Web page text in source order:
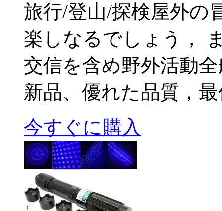
旅行/登山/探検屋外の
楽しなるでしょう，
交信を含め野外活動
新品、優れた品質，
今すぐに購入